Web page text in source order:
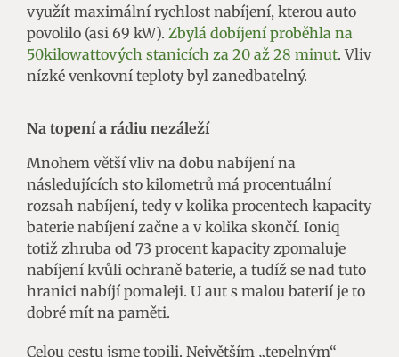
využít maximální rychlost nabíjení, kterou auto
povolilo (asi 69 kW). Zbylá dobíjení proběhla na
50kilowattových stanicích za 20 až 28 minut. Vliv
nízké venkovní teploty byl zanedbatelný.
Na topení a rádiu nezáleží
Mnohem větší vliv na dobu nabíjení na
následujících sto kilometrů má procentuální
rozsah nabíjení, tedy v kolika procentech kapacity
baterie nabíjení začne a v kolika skončí. Ioniq
totiž zhruba od 73 procent kapacity zpomaluje
nabíjení kvůli ochraně baterie, a tudíž se nad tuto
hranici nabíjí pomaleji. U aut s malou baterií je to
dobré mít na paměti.
Celou cestu jsme topili. Největším „tepelným“